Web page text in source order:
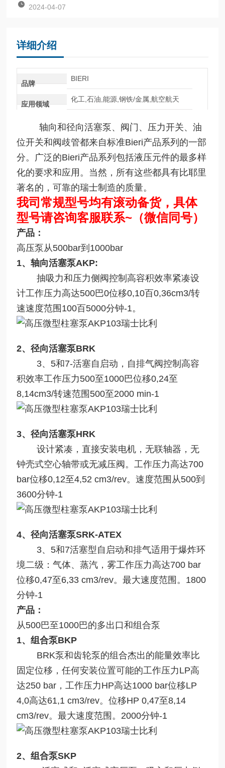
2024-04-07
详细介绍
品牌
BIERI
应用领域
化工,石油,能源,钢铁/金属,航空航天
轴向和径向活塞泵、阀门、压力开关、油
位开关和阀歧管都来自标准Bieri产品系列的一部
分。广泛的Bieri产品系列包括液压元件的最多样
化的要求和应用。当然，所有这些都具有比耶里
著名的，可靠的瑞士制造的质量。
我司常规型号均有滚动备货，具体
型号请咨询客服联系~（微信同号）
产品：
高压泵从500bar到1000bar
1、轴向活塞泵AKP:
抽吸力和压力侧阀控制高容积效率紧凑设
计工作压力高达500巴0位移0,10百0,36cm3/转
速速度范围100百5000分钟-1。
2、径向活塞泵BRK
3、5和7-活塞自启动，自排气阀控制高容
积效率工作压力500至1000巴位移0,24至
8,14cm3/转速范围500至2000 min-1
3、径向活塞泵HRK
设计紧凑，直接安装电机，无联轴器，无
钟壳式空心轴带或无减压阀。工作压力高达700
bar位移0,12至4,52 cm3/rev。速度范围从500到
3600分钟-1
4、径向活塞泵SRK-ATEX
3、5和7活塞型自启动和排气适用于爆炸环
境二级：气体、蒸汽，雾工作压力高达700 bar
位移0,47至6,33 cm3/rev。最大速度范围。1800
分钟-1
产品：
从500巴至1000巴的多出口和组合泵
1、组合泵BKP
BRK泵和齿轮泵的组合杰出的能量效率比
固定位移，任何安装位置可能的工作压力LP高
达250 bar，工作压力HP高达1000 bar位移LP
4,0高达61,1 cm3/rev。位移HP 0,47至8,14
cm3/rev。最大速度范围。2000分钟-1
2、组合泵SKP